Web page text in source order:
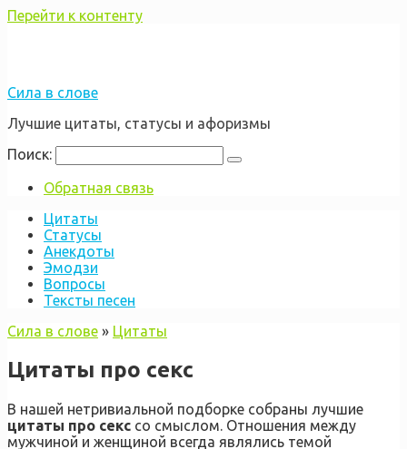
Перейти к контенту
Сила в слове
Лучшие цитаты, статусы и афоризмы
Поиск:
Обратная связь
Цитаты
Статусы
Анекдоты
Эмодзи
Вопросы
Тексты песен
Сила в слове » Цитаты
Цитаты про секс
В нашей нетривиальной подборке собраны лучшие
цитаты про секс со смыслом. Отношения между
мужчиной и женщиной всегда являлись темой